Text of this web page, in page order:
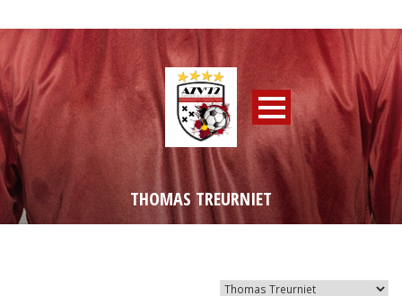
THOMAS TREURNIET